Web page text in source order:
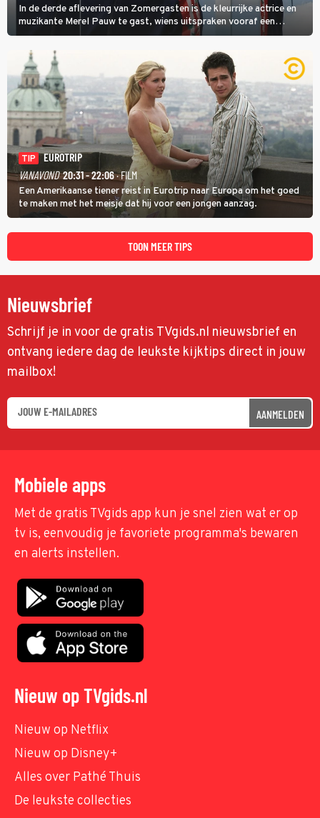
In de derde aflevering van Zomergasten is de kleurrijke actrice en
muzikante Merel Pauw te gast, wiens uitspraken vooraf een
boeiende avond beloven: 'Mijn ideale televisieavond is zoals mijn
identiteit: grenzeloos, absurd en vol angsten'.
TIP
EUROTRIP
VANAVOND 20:31 - 22:06· FILM
Een Amerikaanse tiener reist in Eurotrip naar Europa om het goed
te maken met het meisje dat hij voor een jongen aanzag.
TOON MEER TIPS
Nieuwsbrief
Schrijf je in voor de gratis TVgids.nl nieuwsbrief en
ontvang iedere dag de leukste kijktips direct in jouw
mailbox!
AANMELDEN
Mobiele apps
Met de gratis TVgids app kun je snel zien wat er op
tv is, eenvoudig je favoriete programma's bewaren
en alerts instellen.
Nieuw op TVgids.nl
Nieuw op Netflix
Nieuw op Disney+
Alles over Pathé Thuis
De leukste collecties